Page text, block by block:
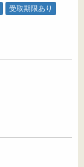
受取期限あり